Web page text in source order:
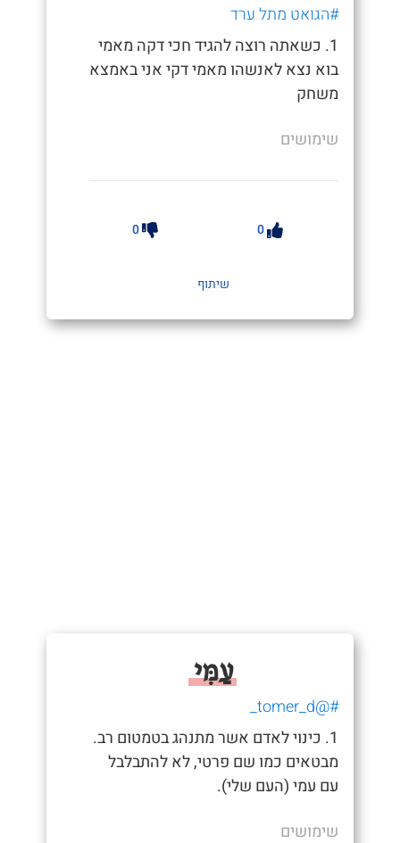
#הגואט מתל ערד
1. כשאתה רוצה להגיד חכי דקה מאמי
בוא נצא לאנשהו מאמי דקי אני באמצא
משחק
שימושים
0
0
שיתוף
עַמִּי
#@tomer_d_
1. כינוי לאדם אשר מתנהג בטמטום רב.
מבטאים כמו שם פרטי, לא להתבלבל
עם עמי (העם שלי).
שימושים